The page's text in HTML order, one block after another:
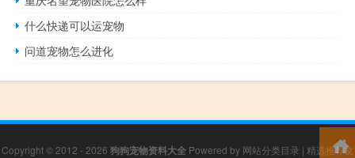
什么快递可以运宠物
问道宠物怎么进化
Copyright © 2012 - 2026 狗狗宠物资料大全Powered by 网站分类目录 | 精选推荐文